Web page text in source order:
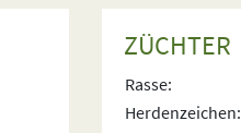
ZÜCHTER
Rasse:
Herdenzeichen: